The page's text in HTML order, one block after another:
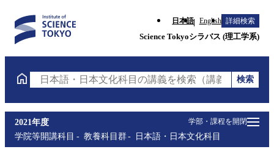
日本語 English 詳細検索
Science Tokyoシラバス (理工学系)
日本語・日本文化科目の講義を検索（講義名・科目
検索
学部・課程を開閉
2021年度
学院等開講科目
教養科目群 日本語・日本文化科目